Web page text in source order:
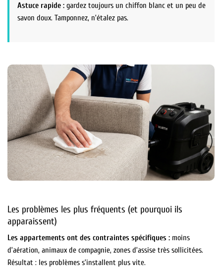
Astuce rapide : gardez toujours un chiffon blanc et un peu de
savon doux. Tamponnez, n’étalez pas.
Les problèmes les plus fréquents (et pourquoi ils
apparaissent)
Les appartements ont des contraintes spécifiques : moins
d’aération, animaux de compagnie, zones d’assise très sollicitées.
Résultat : les problèmes s’installent plus vite.